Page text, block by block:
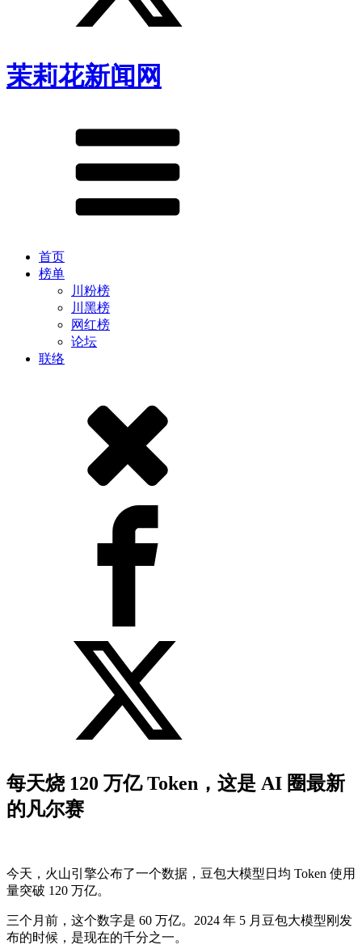
茉莉花新闻网
首页
榜单
川粉榜
川黑榜
网红榜
论坛
联络
每天烧 120 万亿 Token，这是 AI 圈最新
的凡尔赛
今天，火山引擎公布了一个数据，豆包大模型日均 Token 使用
量突破 120 万亿。
三个月前，这个数字是 60 万亿。2024 年 5 月豆包大模型刚发
布的时候，是现在的千分之一。